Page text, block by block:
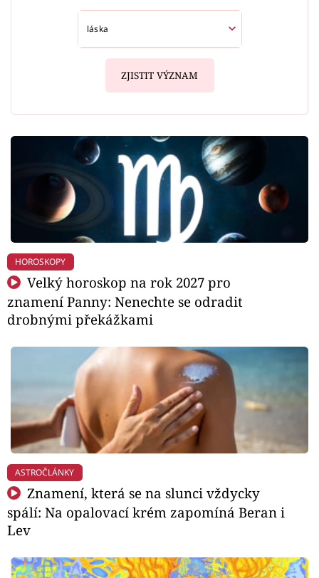
ZJISTIT VÝZNAM
HOROSKOPY
Velký horoskop na rok 2027 pro
znamení Panny: Nenechte se odradit
drobnými překážkami
ASTROČLÁNKY
Znamení, která se na slunci vždycky
spálí: Na opalovací krém zapomíná Beran i
Lev